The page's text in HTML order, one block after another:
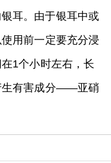
耳。由于银耳中或
用前一定要充分浸
1个小时左右，长
生有害成分——亚硝